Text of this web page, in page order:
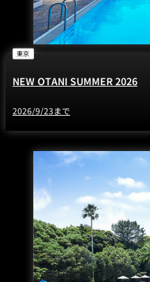
東京
NEW OTANI SUMMER 2026
2026/9/23まで